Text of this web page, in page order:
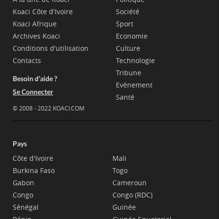
Koaci Côte d'Ivoire
Koaci Afrique
Archives Koaci
Conditions d'utilisation
Contacts
Besoin d'aide ?
Se Connecter
© 2008 - 2022 KOACI.COM
Société
Sport
Economie
Culture
Technologie
Tribune
Evènement
Santé
Pays
Côte d'Ivoire
Burkina Faso
Gabon
Congo
Sénégal
Mali
Togo
Cameroun
Congo (RDC)
Guinée